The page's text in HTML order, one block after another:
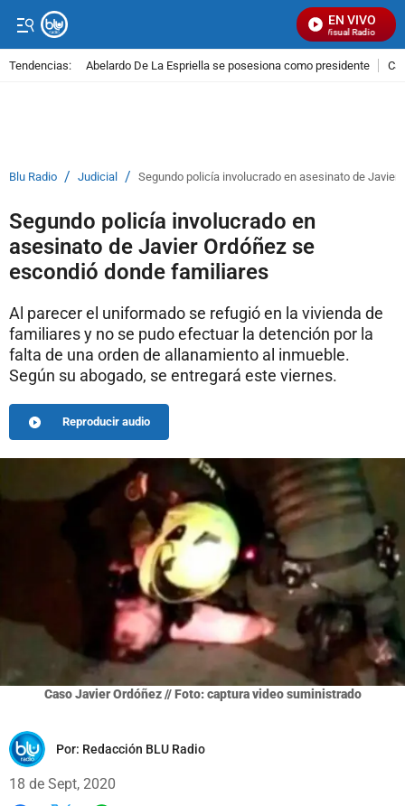
EN VIVO
Señal Visual Radio
Tendencias: Abelardo De La Espriella se posesiona como presidente
Blu Radio / Judicial / Segundo policía involucrado en asesinato de
Segundo policía involucrado en
asesinato de Javier Ordóñez se
escondió donde familiares
Al parecer el uniformado se refugió en la vivienda de
familiares y no se pudo efectuar la detención por la
falta de una orden de allanamiento al inmueble.
Según su abogado, se entregará este viernes.
Reproducir audio
Caso Javier Ordóñez // Foto: captura video suministrado
Por: Redacción BLU Radio
18 de Sept, 2020